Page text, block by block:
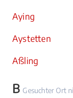
Aying
Aystetten
Aßling
B Gesuchter Ort